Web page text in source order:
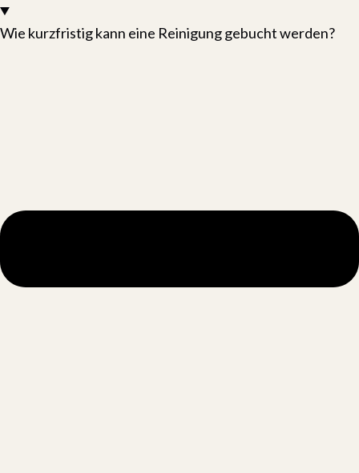
Wie kurzfristig kann eine Reinigung gebucht werden?